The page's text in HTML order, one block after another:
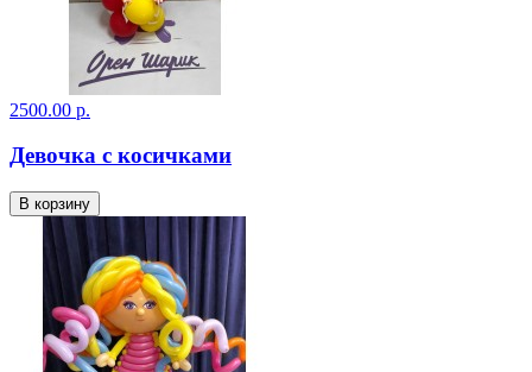
2500.00 р.
Девочка с косичками
В корзину